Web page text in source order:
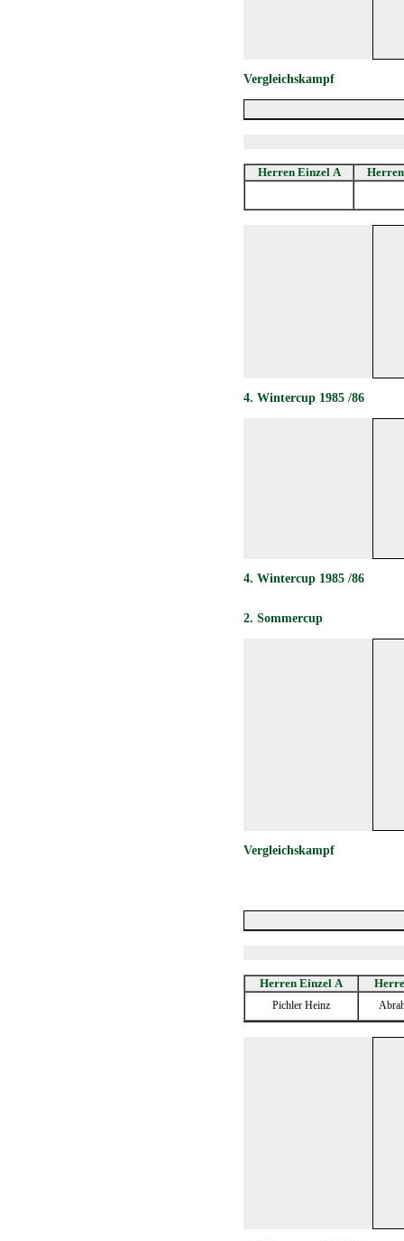
Vergleichskampf
Herren Einzel A
4. Wintercup 1985 /86
4. Wintercup 1985 /86
2. Sommercup
Vergleichskampf
Herren Einzel A
Pichler Heinz